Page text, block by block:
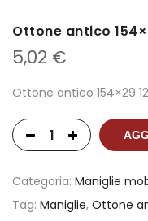
Ottone antico
5,02 €
Ottone antico 154×29
Categoria: Maniglie
Tag: Maniglie, Ottone